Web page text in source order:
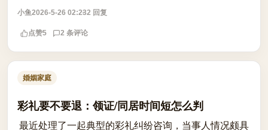
一起还了贷款，房子就是夫妻共同财产，离婚时理应均
分。实则不然，司法实践中的处理逻辑更...
小鱼2026-5-26 02:232 回复
点赞5 2 条评论
婚姻家庭
彩礼要不要退：领证/同居时间短怎么判
最近处理了一起典型的彩礼纠纷咨询，当事人情况颇具